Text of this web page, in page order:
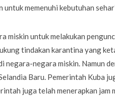
untuk memenuhi kebutuhan
miskin untuk melakukan
tindakan karantina yang
negara miskin. Namun
Baru. Pemerintah Kuba
juga telah menerapkan jam